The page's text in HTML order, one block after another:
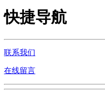
快捷导航
联系我们
在线留言